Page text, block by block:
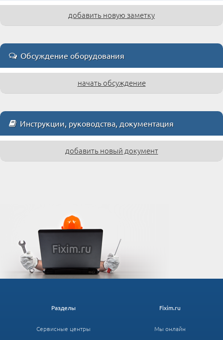
добавить новую заметку
Обсуждение оборудования
начать обсуждение
Инструкции, руководства, документация
добавить новый документ
Fixim.ru
Мы онлайн
Разделы
Сервисные центры